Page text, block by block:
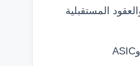
والعقود المستقبلية